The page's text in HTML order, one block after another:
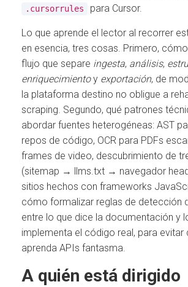
.cursorrules para Cursor.
Lo que aprende el lector al recorrer
en esencia, tres cosas. Primero,
flujo que separe ingesta, análisis,
enriquecimientoy exportación, de
la plataforma destino no obligue a
scraping. Segundo, qué patrones
abordar fuentes heterogéneas: AST
repos de código, OCR para PDFs
frames de video, descubrimiento de
(sitemap → llms.txt → navegador
sitios hechos con frameworks
cómo formalizar reglas de detección
entre lo que dice la documentación y
implementa el código real, para evitar
aprenda APIs fantasma.
A quién está dirigido